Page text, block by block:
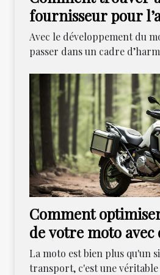
fournisseur pour
véhicule ?
Avec le développement du
passer dans un cadre
Comment
de votre moto avec
accessoires
La moto est bien plus qu'un
transport, c'est une